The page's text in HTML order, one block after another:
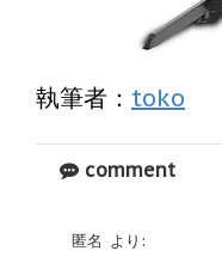
執筆者： toko
comment
匿名 より: